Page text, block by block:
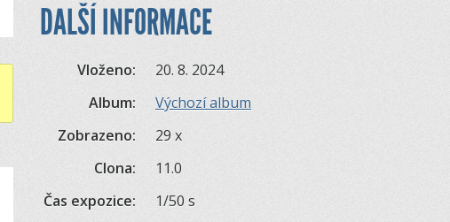
DALŠÍ INFORMACE
Vloženo:
20. 8. 2024
Album:
Výchozí album
Zobrazeno:
29 x
Clona:
11.0
Čas expozice:
1/50 s